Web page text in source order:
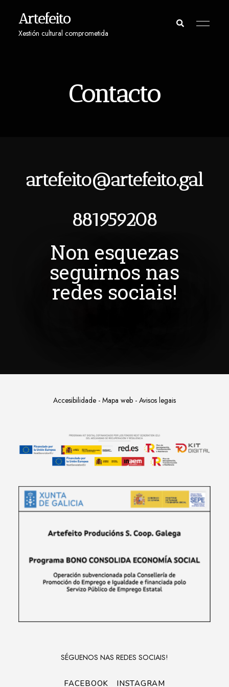
Artefeito
Xestión cultural comprometida
Contacto
artefeito@artefeito.gal
881959208
Non esquezas
seguirnos nas
redes sociais!
Accesibilidade - Mapa web - Avisos legais
SÉGUENOS NAS REDES SOCIAIS!
FACEBOOK INSTAGRAM